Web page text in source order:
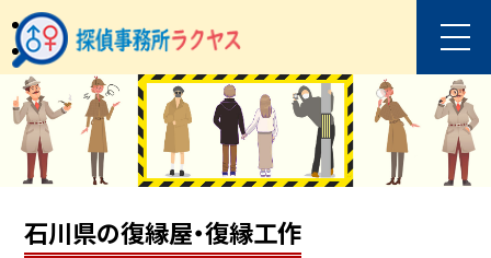
石川県の復縁屋・復縁工作